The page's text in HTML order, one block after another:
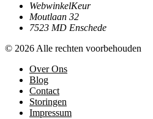
WebwinkelKeur
Moutlaan 32
7523 MD Enschede
© 2026 Alle rechten voorbehouden
Over Ons
Blog
Contact
Storingen
Impressum